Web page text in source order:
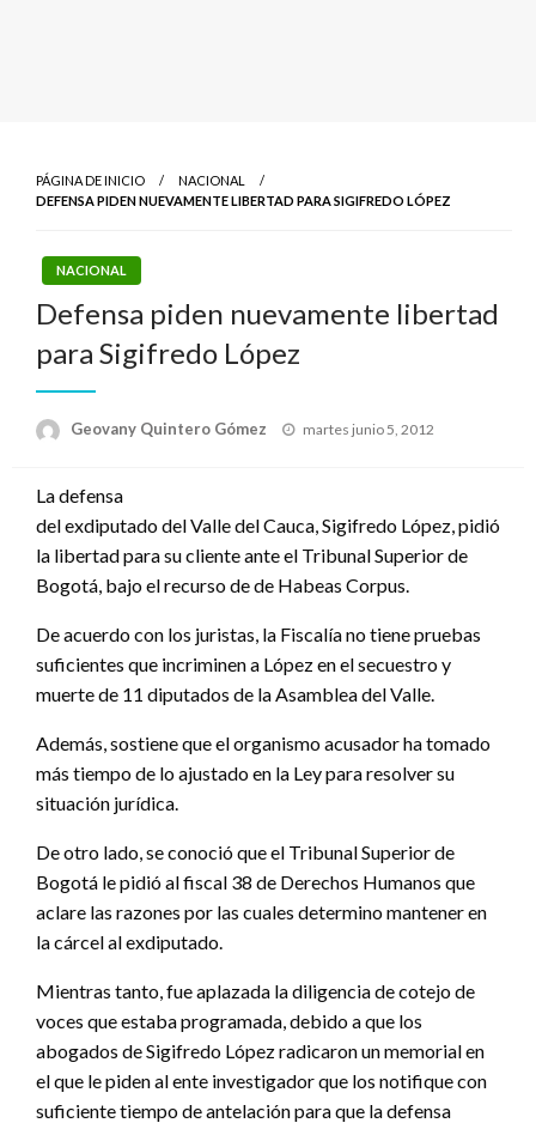
PÁGINA DE INICIO
NACIONAL
DEFENSA PIDEN NUEVAMENTE LIBERTAD PARA SIGIFREDO LÓPEZ
NACIONAL
Defensa piden nuevamente libertad
para Sigifredo López
Geovany Quintero Gómez
Publicado
martes junio 5, 2012
La defensa
del exdiputado del Valle del Cauca, Sigifredo López, pidió
la libertad para su cliente ante el Tribunal Superior de
Bogotá, bajo el recurso de de Habeas Corpus.
De acuerdo con los juristas, la Fiscalía no tiene pruebas
suficientes que incriminen a López en el secuestro y
muerte de 11 diputados de la Asamblea del Valle.
Además, sostiene que el organismo acusador ha tomado
más tiempo de lo ajustado en la Ley para resolver su
situación jurídica.
De otro lado, se conoció que el Tribunal Superior de
Bogotá le pidió al fiscal 38 de Derechos Humanos que
aclare las razones por las cuales determino mantener en
la cárcel al exdiputado.
Mientras tanto, fue aplazada la diligencia de cotejo de
voces que estaba programada, debido a que los
abogados de Sigifredo López radicaron un memorial en
el que le piden al ente investigador que los notifique con
suficiente tiempo de antelación para que la defensa